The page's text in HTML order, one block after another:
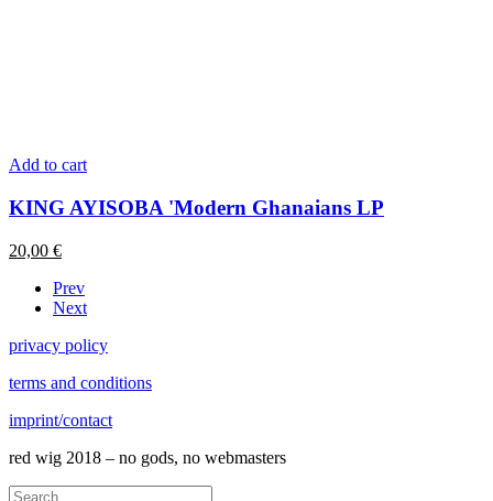
Add to cart
KING AYISOBA 'Modern Ghanaians LP
20,00 €
Prev
Next
privacy policy
terms and conditions
imprint/contact
red wig 2018 – no gods, no webmasters